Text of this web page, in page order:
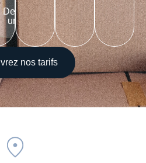
Demander
un devis
nos tarifs